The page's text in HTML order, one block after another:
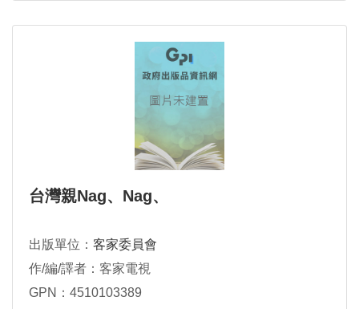
台灣親Nag、Nag、
出版單位： 客家委員會
作/編/譯者：客家電視
GPN：4510103389